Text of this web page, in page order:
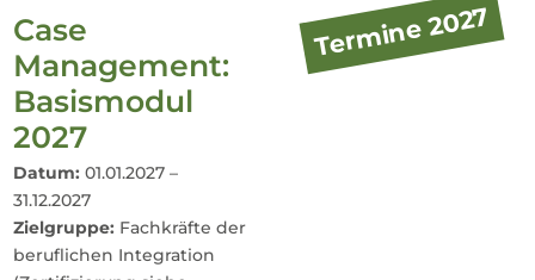
Case
Management:
Basismodul
2027
Datum: 01.01.2027 –
31.12.2027
Zielgruppe: Fachkräfte der
beruflichen Integration
Termine 2027